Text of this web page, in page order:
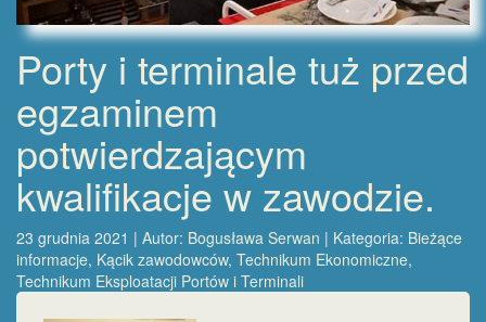
Porty i terminale tuż przed
egzaminem
potwierdzającym
kwalifikacje w zawodzie.
23 grudnia 2021 | Autor: Bogusława Serwan | Kategoria: Bieżące
informacje, Kącik zawodowców, Technikum Ekonomiczne,
Technikum Eksploatacji Portów i Terminali